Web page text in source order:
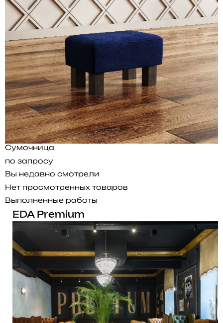
Сумочница
по запросу
Вы недавно смотрели
Нет просмотренных товаров
Выполненные работы
EDA Premium